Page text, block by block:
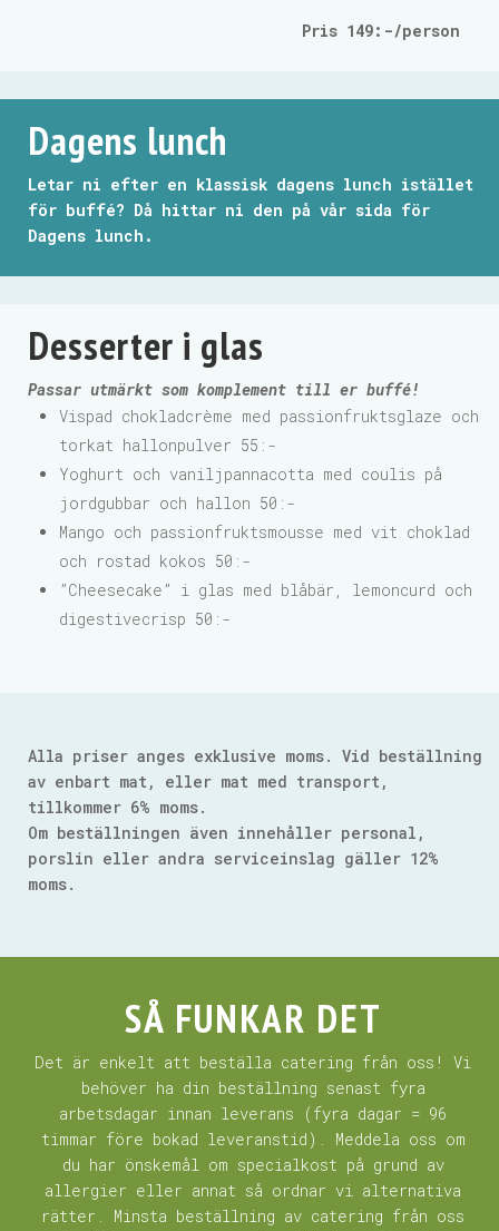
Pris 149:-/person
Dagens lunch
Letar ni efter en klassisk dagens lunch istället
för buffé? Då hittar ni den på vår sida för
Dagens lunch .
Desserter i glas
Passar utmärkt som komplement till er buffé!
Vispad chokladcrème med passionfruktsglaze och
torkat hallonpulver 55:-
Yoghurt och vaniljpannacotta med coulis på
jordgubbar och hallon 50:-
Mango och passionfruktsmousse med vit choklad
och rostad kokos 50:-
”Cheesecake” i glas med blåbär, lemoncurd och
digestivecrisp 50:-
Alla priser anges exklusive moms. Vid beställning
av enbart mat, eller mat med transport,
tillkommer 6% moms.
Om beställningen även innehåller personal,
porslin eller andra serviceinslag gäller 12%
moms.
SÅ FUNKAR DET
Det är enkelt att beställa catering från oss! Vi
behöver ha din beställning senast fyra
arbetsdagar innan leverans (fyra dagar = 96
timmar före bokad leveranstid). Meddela oss om
du har önskemål om specialkost på grund av
allergier eller annat så ordnar vi alternativa
rätter. Minsta beställning av catering från oss